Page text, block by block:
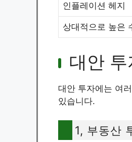
인플레이션 헤지
상대적으로 높은
대안 투
대안 투자에는 여
있습니다.
1, 부동산